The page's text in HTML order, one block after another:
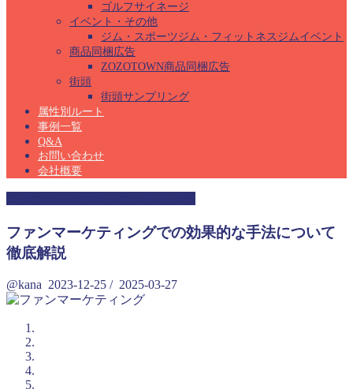
ゴルフサイネージ
イベント・その他
ジム・スポーツジム・フィットネスジムイベント
商品同梱広告
ZOZOTOWN商品同梱広告
街頭
街頭サンプリング
属性別ルート
事例一覧
Q&A
お問い合わせ
会社概要
ファンマーケティングでの効果的な手法について
徹底解説
@kana 2023-12-25 / 2025-03-27